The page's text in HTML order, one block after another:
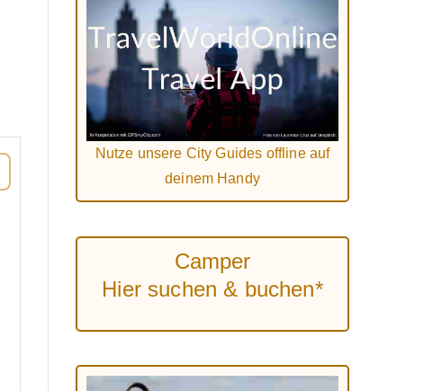
Nutze unsere City Guides offline auf
deinem Handy
Camper
Hier suchen & buchen*